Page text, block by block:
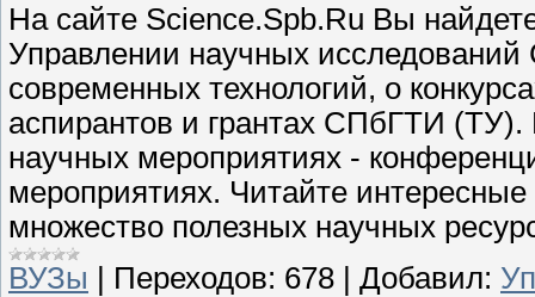
На сайте Science.Spb.Ru Вы
Управлении научных
современных технологий, о
аспирантов и грантах СПбГТИ
научных мероприятиях -
мероприятиях. Читайте
множество полезных научных
ВУЗы | Переходов: 678 | Добавил: